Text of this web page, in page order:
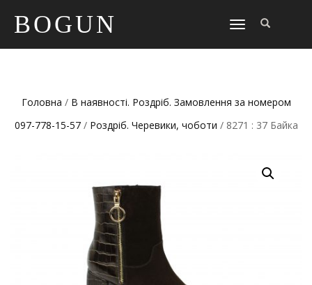
BOGUN
TOGGLE
Головна / В наявності. Роздріб. Замовлення за номером
097-778-15-57/ Роздріб. Черевики, чоботи / 8271 : 37 Байка